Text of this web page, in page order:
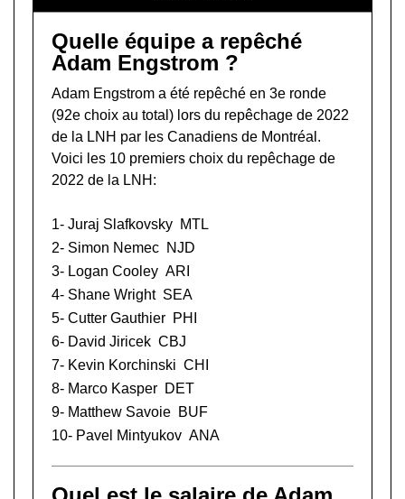
Quelle équipe a repêché
Adam Engstrom ?
Adam Engstrom a été repêché en 3e ronde
(92e choix au total) lors du repêchage de 2022
de la LNH par les Canadiens de Montréal.
Voici les 10 premiers choix du repêchage de
2022 de la LNH:
1- Juraj Slafkovsky MTL
2- Simon Nemec NJD
3- Logan Cooley ARI
4- Shane Wright SEA
5- Cutter Gauthier PHI
6- David Jiricek CBJ
7- Kevin Korchinski CHI
8- Marco Kasper DET
9- Matthew Savoie BUF
10- Pavel Mintyukov ANA